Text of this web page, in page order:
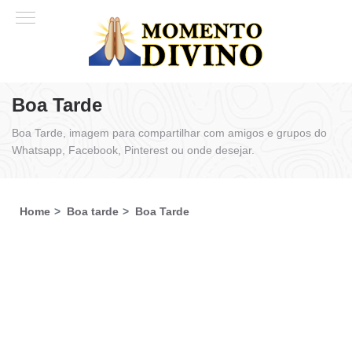
Boa Tarde
Boa Tarde, imagem para compartilhar com amigos e grupos do
Whatsapp, Facebook, Pinterest ou onde desejar.
Home Boa tarde Boa Tarde